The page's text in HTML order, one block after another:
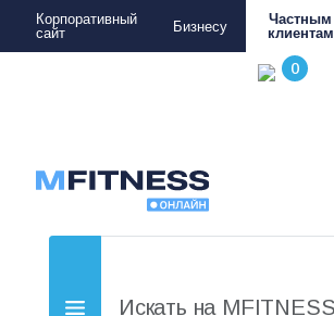
Корпоративный
сайт
Бизнесу
Частным
клиентам